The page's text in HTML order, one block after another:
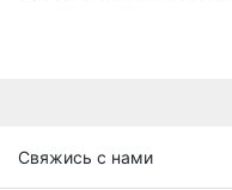
Свяжись с нами